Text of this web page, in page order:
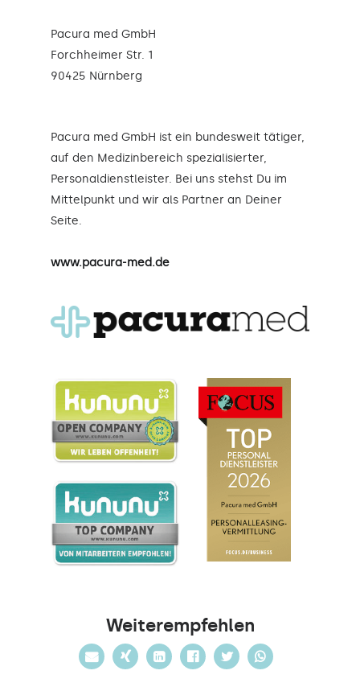
Pacura med GmbH
Forchheimer Str. 1
90425 Nürnberg
Pacura med GmbH ist ein bundesweit tätiger,
auf den Medizinbereich spezialisierter,
Personaldienstleister. Bei uns stehst Du im
Mittelpunkt und wir als Partner an Deiner
Seite.
www.pacura-med.de
Weiterempfehlen